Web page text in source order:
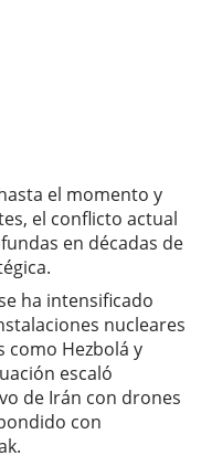
el momento y
el conflicto actual
en décadas de
ha intensificado
nucleares
como Hezbolá y
escaló
de Irán con drones
con